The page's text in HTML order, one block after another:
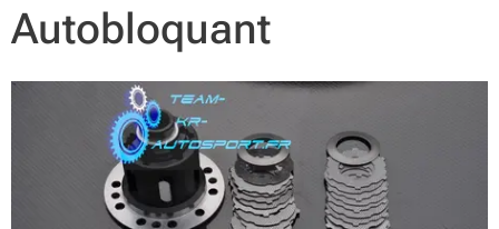
Autobloquant